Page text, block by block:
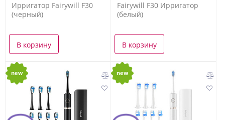
Ирригатор Fairywill F30
(черный)
В корзину
Fairywill F30 Ирригатор
(белый)
В корзину
new new